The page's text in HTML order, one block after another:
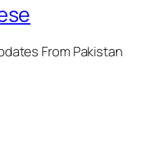
From Pakistan